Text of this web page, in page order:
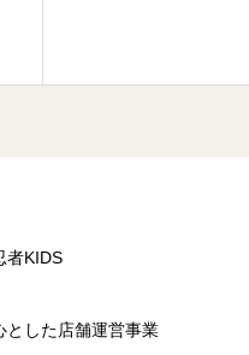
者KIDS
とした店舗運営事業